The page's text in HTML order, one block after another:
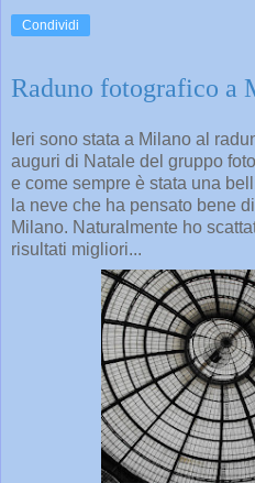
Condividi
Raduno fotografico a
Ieri sono stata a Milano al
auguri di Natale del gruppo
e come sempre è stata una
la neve che ha pensato bene
Milano. Naturalmente ho
risultati migliori...